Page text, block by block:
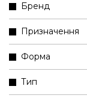
Бренд
Призначення
Форма
Тип